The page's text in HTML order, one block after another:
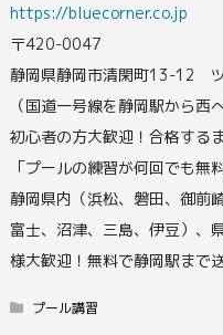
https://bluecorner.co.jp
〒420-0047
静岡県静岡市清閑町13-12
（国道一号線を静岡駅から西
初心者の方大歓迎！合格する
「プールの練習が何回でも無
静岡県内（浜松、磐田、御前
富士、沼津、三島、伊豆）、
様大歓迎！無料で静岡駅まで
プール講習